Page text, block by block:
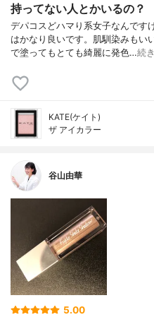
持ってない人とかいるの？
デパコスどハマり系女子なんです
はかなり良いです。肌馴染みもい
で塗ってもとても綺麗に発色…続
KATE(ケイト)
ザ アイカラー
谷山由華
5.00